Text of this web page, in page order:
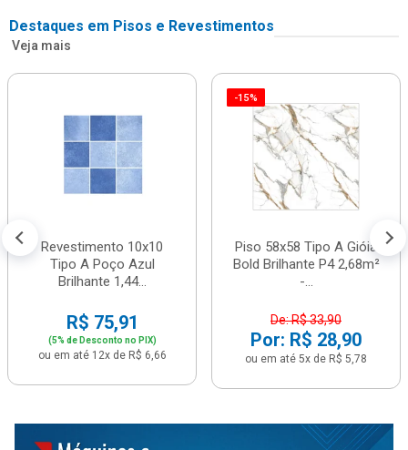
Destaques em Pisos e Revestimentos
Veja mais
Revestimento 10x10
Tipo A Poço Azul
Brilhante 1,44...
R$ 75,91
(5% de Desconto no PIX)
ou em até 12x de R$ 6,66
-15%
Piso 58x58 Tipo A Gióia
Bold Brilhante P4 2,68m²
-...
De: R$ 33,90
Por: R$ 28,90
ou em até 5x de R$ 5,78